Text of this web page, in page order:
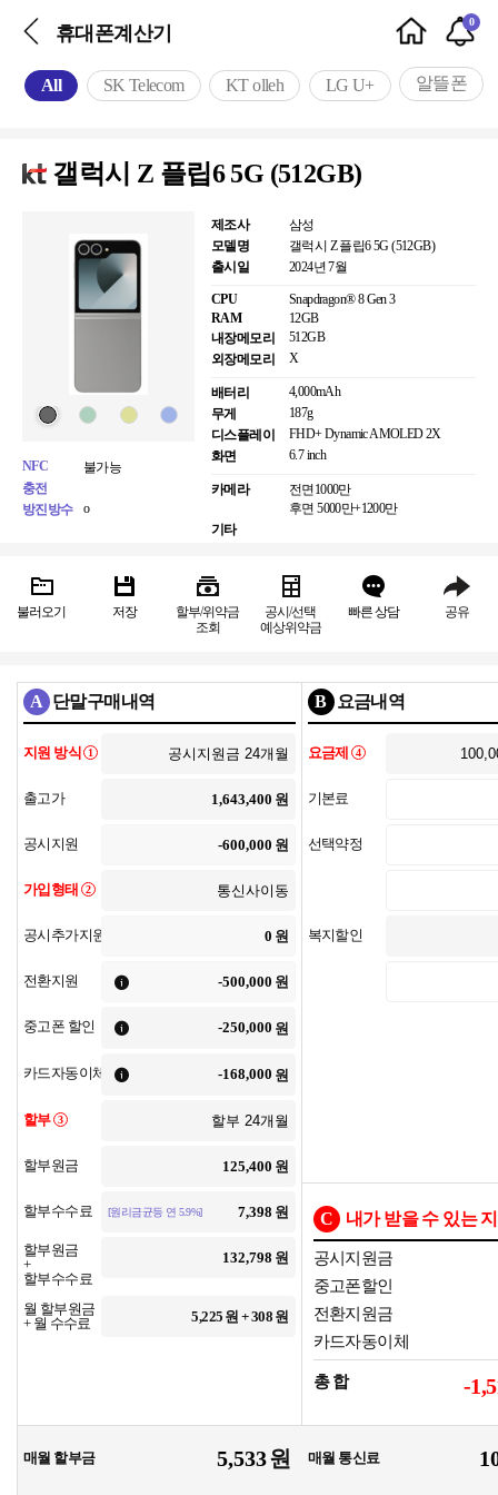
휴대폰계산기
0
All SK Telecom KT olleh LG U+ 알뜰폰
갤럭시 Z 플립6 5G (512GB)
NFC
불가능
충전
방진방수
o
제조사
삼성
모델명
갤럭시 Z 플립6 5G (512GB)
출시일
2024년 7월
CPU
Snapdragon® 8 Gen 3
RAM
12GB
내장메모리
512GB
외장메모리
X
배터리
4,000mAh
무게
187g
디스플레이
FHD+ Dynamic AMOLED 2X
화면
6.7 inch
카메라 전면 1000만
후면 5000만+1200만
기타
불러오기 저장
할부/위약금
조회
공시/선택
예상위약금
빠른 상담 공유
A 단말구매내역
지원 방식 1
출고가 원
공시지원 원
가입형태 2
공시추가지원 원
전환지원 원
중고폰 할인 원
카드자동이체 원
할부 3
할부원금 원
할부수수료 [원리금균등 연 5.9%] 원
할부원금
+
할부수수료
원
월 할부원금
+ 월 수수료
5,225 원 +308 원
B 요금내역
요금제 4
기본료
선택약정
복지할인
C 내가 받을 수 있는
공시지원금
중고폰할인
전환지원금
카드자동이체
총 합 -
매월 할부금 원 매월 통신료